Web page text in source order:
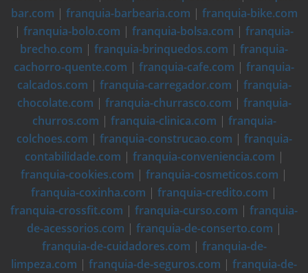
bar.com | franquia-barbearia.com | franquia-bike.com
| franquia-bolo.com | franquia-bolsa.com | franquia-
brecho.com | franquia-brinquedos.com | franquia-
cachorro-quente.com | franquia-cafe.com | franquia-
calcados.com | franquia-carregador.com | franquia-
chocolate.com | franquia-churrasco.com | franquia-
churros.com | franquia-clinica.com | franquia-
colchoes.com | franquia-construcao.com | franquia-
contabilidade.com | franquia-conveniencia.com |
franquia-cookies.com | franquia-cosmeticos.com |
franquia-coxinha.com | franquia-credito.com |
franquia-crossfit.com | franquia-curso.com | franquia-
de-acessorios.com | franquia-de-conserto.com |
franquia-de-cuidadores.com | franquia-de-
limpeza.com | franquia-de-seguros.com | franquia-de-